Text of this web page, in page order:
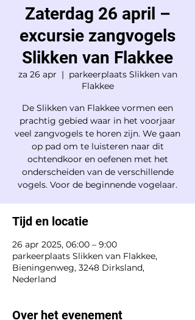
Zaterdag 26 april –
excursie zangvogels
Slikken van Flakkee
za 26 apr
  |
parkeerplaats Slikken van
Flakkee
De Slikken van Flakkee vormen een
prachtig gebied waar in het voorjaar
veel zangvogels te horen zijn. We gaan
op pad om te luisteren naar dit
ochtendkoor en oefenen met het
onderscheiden van de verschillende
vogels. Voor de beginnende vogelaar.
Tijd en locatie
26 apr 2025, 06:00 – 9:00
parkeerplaats Slikken van Flakkee,
Bieningenweg, 3248 Dirksland,
Nederland
Over het evenement